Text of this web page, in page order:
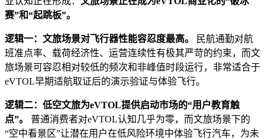
赛”和“起跳板”。
逻辑一：文旅场景对飞行器性能容忍度最高。
民航通勤对航
班准点率、载荷经济性、运营连续性有极其严苛的约束，而文
旅场景可容忍相对较低的频次和非峰值时段运行，非常适合于
eVTOL早期适航取证后的演示验证与体验飞行。
逻辑二：低空文旅为eVTOL提供启动市场的“用户教育触
点”。
普通消费者对eVTOL认知几乎为零，而文旅场景下的
“空中看景区”让潜在用户在低风险环境中体验飞行汽车，为未